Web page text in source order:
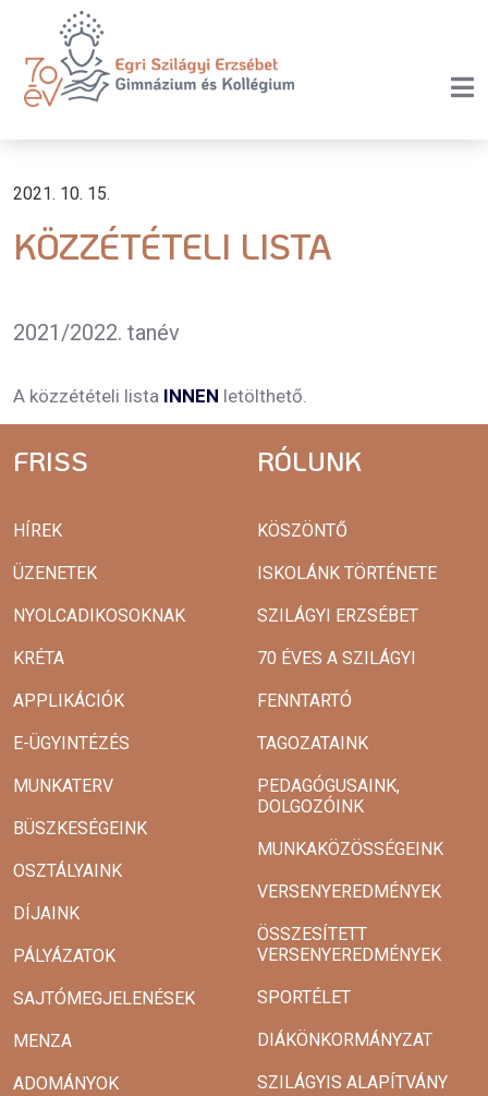
2021. 10. 15.
KÖZZÉTÉTELI LISTA
2021/2022. tanév
A közzétételi lista INNEN letölthető.
FRISS
HÍREK
ÜZENETEK
NYOLCADIKOSOKNAK
KRÉTA
APPLIKÁCIÓK
E-ÜGYINTÉZÉS
MUNKATERV
BÜSZKESÉGEINK
OSZTÁLYAINK
DÍJAINK
PÁLYÁZATOK
SAJTÓMEGJELENÉSEK
MENZA
ADOMÁNYOK
RÓLUNK
KÖSZÖNTŐ
ISKOLÁNK TÖRTÉNETE
SZILÁGYI ERZSÉBET
70 ÉVES A SZILÁGYI
FENNTARTÓ
TAGOZATAINK
PEDAGÓGUSAINK,
DOLGOZÓINK
MUNKAKÖZÖSSÉGEINK
VERSENYEREDMÉNYEK
ÖSSZESÍTETT
VERSENYEREDMÉNYEK
SPORTÉLET
DIÁKÖNKORMÁNYZAT
SZILÁGYIS ALAPÍTVÁNY